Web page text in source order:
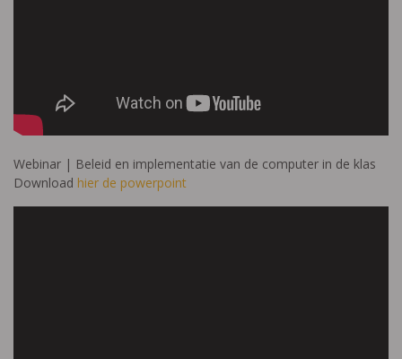
Webinar | Beleid en implementatie van de computer in de klas
Download hier de powerpoint